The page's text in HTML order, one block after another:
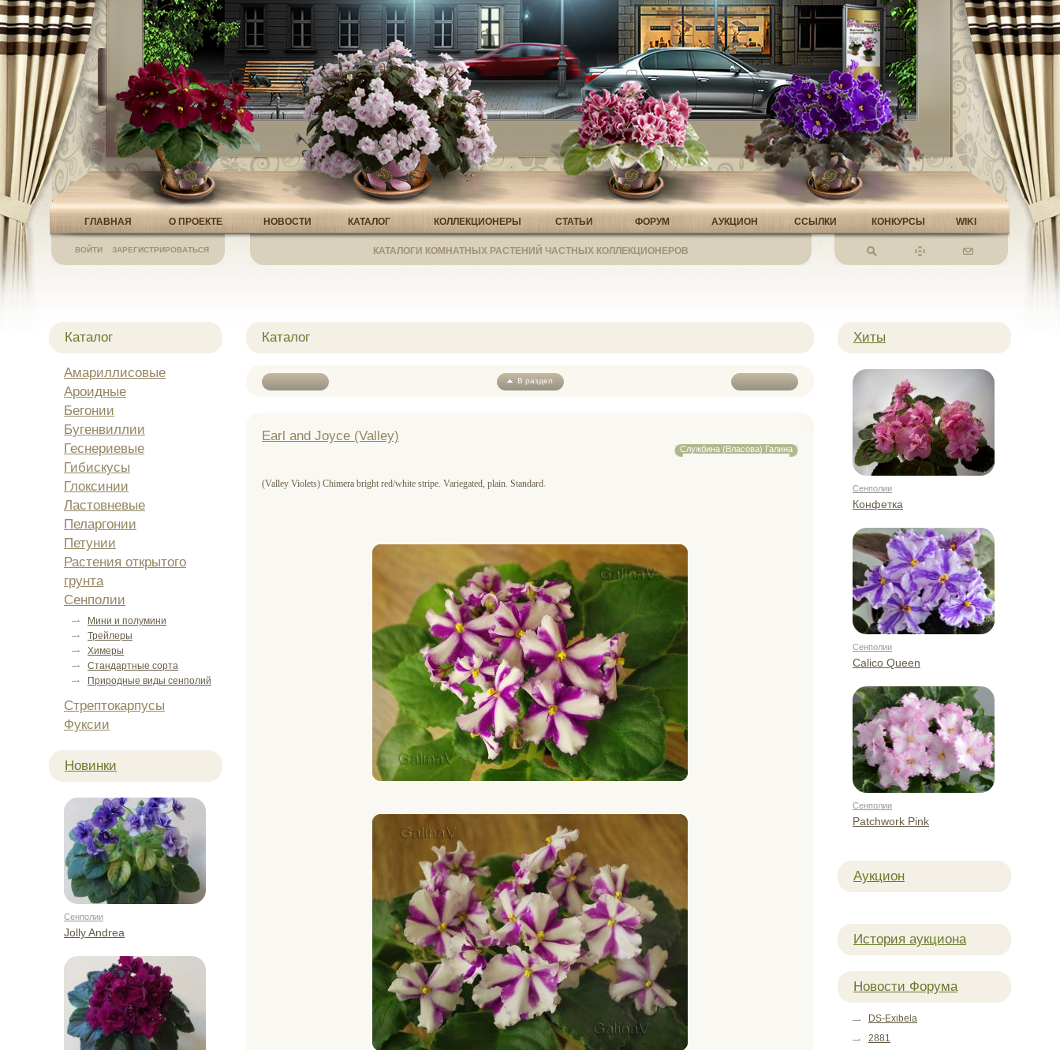
ВОЙТИ ЗАРЕГИСТРИРОВАТЬСЯ КАТАЛОГИ КОМНАТНЫХ РАСТЕНИЙ ЧАСТНЫХ КОЛЛЕКЦИОНЕРОВ
ГЛАВНАЯ О ПРОЕКТЕ НОВОСТИ КАТАЛОГ КОЛЛЕКЦИОНЕРЫ СТАТЬИ ФОРУМ АУКЦИОН ССЫЛКИ КОНКУРСЫ WIKI
Каталог
В раздел
Earl and Joyce (Valley)
Службина (Власова) Галина
(Valley Violets) Chimera bright red/white stripe. Variegated, plain. Standard.
Каталог
Амариллисовые
Ароидные
Бегонии
Бугенвиллии
Геснериевые
Гибискусы
Глоксинии
Ластовневые
Пеларгонии
Петунии
Растения открытого
грунта
Сенполии
Мини и полумини
Трейлеры
Химеры
Стандартные сорта
Природные виды сенполий
Стрептокарпусы
Фуксии
Новинки
Сенполии
Jolly Andrea
Хиты
Сенполии
Конфетка
Сенполии
Calico Queen
Сенполии
Patchwork Pink
Аукцион
История аукциона
Новости Форума
DS-Exibela
2881